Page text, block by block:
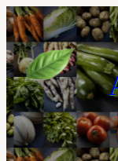
Aller
au
contenu